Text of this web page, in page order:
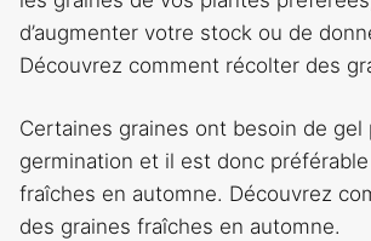
d’augmenter votre stock ou de
Découvrez comment récolter des
Certaines graines ont besoin de gel
germination et il est donc
fraîches en automne. Découvrez
des graines fraîches en automne.